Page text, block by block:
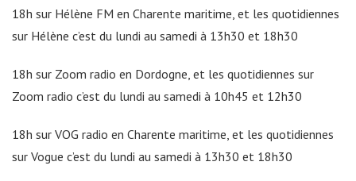
18h sur Hélène FM en Charente maritime, et les quotidiennes
sur Hélène c’est du lundi au samedi à 13h30 et 18h30
18h sur Zoom radio en Dordogne, et les quotidiennes sur
Zoom radio c’est du lundi au samedi à 10h45 et 12h30
18h sur VOG radio en Charente maritime, et les quotidiennes
sur Vogue c’est du lundi au samedi à 13h30 et 18h30